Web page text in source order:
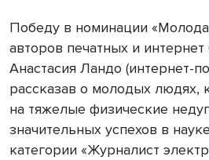
Победу в номинации
авторов печатных и
Анастасия Ландо (интернет-
рассказав о молодых людях,
на тяжелые физические
значительных успехов в
категории «Журналист